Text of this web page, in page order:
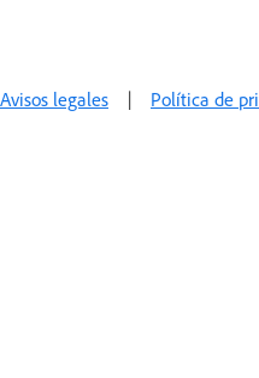
Avisos legales | Política de